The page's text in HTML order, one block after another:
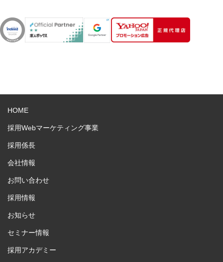
HOME
採用Webマーケティング事業
採用係長
会社情報
お問い合わせ
採用情報
お知らせ
セミナー情報
採用アカデミー